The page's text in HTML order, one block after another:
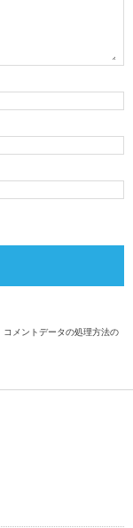
コメントデータの処理方法の